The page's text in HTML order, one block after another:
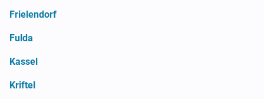
Frielendorf
Fulda
Kassel
Kriftel